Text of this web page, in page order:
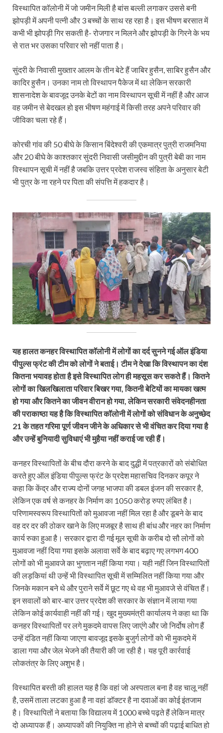
विस्थापित कॉलोनी में जो जमीन मिली है बांस बल्ली लगाकर उससे बनी
झोपड़ी में अपनी पत्नी और 3 बच्चों के साथ रह रहा है। इस भीषण बरसात में
कभी भी झोपड़ी गिर सकती है- रोजगार न मिलने और झोपड़ी के गिरने के भय
से रात भर उसका परिवार सो नहीं पाता है।
सुंदरी के निवासी मुख्तार आलम के तीन बेटे हैं जाबिर हुसैन, साबिर हुसैन और
कादिर हुसैन। उनका नाम तो विस्थापन पैकेज में था लेकिन सरकारी
शासनादेश के बावजूद उनके बेटों का नाम विस्थापन सूची में नहीं है और आज
वह जमीन से बेदखल हो इस भीषण महंगाई में किसी तरह अपने परिवार की
जीविका चला रहे हैं।
कोरची गांव की 50 बीघे के किसान बिंदेश्वरी की एकमात्र पुत्री राजमनिया
और 20 बीघे के काश्तकार सुंदरी निवासी जसीमुद्दीन की पुत्री बेबी का नाम
विस्थापन सूची में नहीं है जबकि उत्तर प्रदेश राजस्व संहिता के अनुसार बेटी
भी पुत्र के ना रहने पर पिता की संपत्ति में हकदार है।
यह हालत कनहर विस्थापित कॉलोनी में लोगों का दर्द सुनने गई ऑल इंडिया
पीपुल्स फ्रंट की टीम को लोगों ने बताई। टीम ने देखा कि विस्थापन का दंश
कितना भयावह होता है इसे विस्थापित लोग ही महसूस कर सकते हैं। कितने
लोगों का खिलखिलाता परिवार बिखर गया, कितनी बेटियों का मायका खत्म
हो गया और कितने का जीवन वीरान हो गया, लेकिन सरकारी संवेदनहीनता
की पराकाष्ठा यह है कि विस्थापित कॉलोनी में लोगों को संविधान के अनुच्छेद
21 के तहत गरिमा पूर्ण जीवन जीने के अधिकार से भी वंचित कर दिया गया है
और उन्हें बुनियादी सुविधाएं भी मुहैया नहीं कराई जा रही हैं।
कनहर विस्थापितों के बीच दौरा करने के बाद दुद्धी में पत्रकारों को संबोधित
करते हुए ऑल इंडिया पीपुल्स फ्रंट के प्रदेश महासचिव दिनकर कपूर ने
कहा कि केंद्र और राज्य दोनों जगह भाजपा की डबल इंजन की सरकार है,
लेकिन एक वर्ष से कनहर के निर्माण का 1050 करोड़ रुपए लंबित है।
परिणामस्वरूप विस्थापितों को मुआवजा नहीं मिल रहा है और डूबने के बाद
वह दर दर की ठोकर खाने के लिए मजबूर है साथ ही बांध और नहर का निर्माण
कार्य रुका हुआ है। सरकार द्वारा दी गई मूल सूची के करीब दो सौ लोगों को
मुआवजा नहीं दिया गया इसके अलावा सर्वे के बाद बढ़ाए गए लगभग 400
लोगों को भी मुआवजे का भुगतान नहीं किया गया। यही नहीं जिन विस्थापितों
की लड़कियां थी उन्हें भी विस्थापित सूची में सम्मिलित नहीं किया गया और
जिनके मकान बने थे और पुराने सर्वे में छूट गए थे वह भी मुआवजे से वंचित हैं।
इन सवालों को बार-बार उत्तर प्रदेश की सरकार के संज्ञान में लाया गया
लेकिन कोई कार्यवाही नहीं की गई। खुद मुख्यमंत्री कार्यालय ने कहा था कि
कनहर विस्थापितों पर लगे मुकदमे वापस लिए जाएंगे और जो निर्दोष लोग हैं
उन्हें दंडित नहीं किया जाएगा बावजूद इसके बुजुर्ग लोगों को भी मुकदमे में
डाला गया और जेल भेजने की तैयारी की जा रही है। यह पूरी कार्रवाई
लोकतंत्र के लिए अशुभ है।
विस्थापित बस्ती की हालत यह है कि वहां जो अस्पताल बना है वह चालू नहीं
है, उसमें ताला लटका हुआ है ना वहां डॉक्टर है ना दवाओं का कोई इंतजाम
है। विस्थापितों ने बताया कि विद्यालय में 1000 बच्चे पढ़ते हैं लेकिन मात्र
दो अध्यापक हैं। अध्यापकों की नियुक्ति ना होने से बच्चों की पढ़ाई बाधित हो